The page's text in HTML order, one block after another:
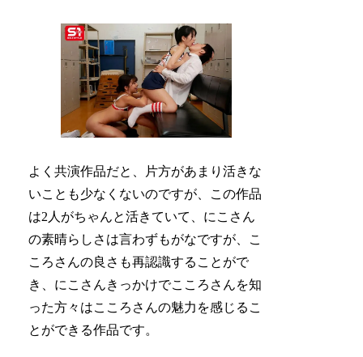
よく共演作品だと、片方があまり活きな
いことも少なくないのですが、この作品
は2人がちゃんと活きていて、にこさん
の素晴らしさは言わずもがなですが、こ
ころさんの良さも再認識することがで
き、にこさんきっかけでこころさんを知
った方々はこころさんの魅力を感じるこ
とができる作品です。